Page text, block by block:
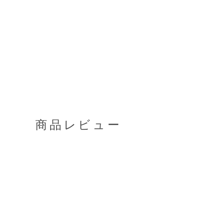
商品レビュー